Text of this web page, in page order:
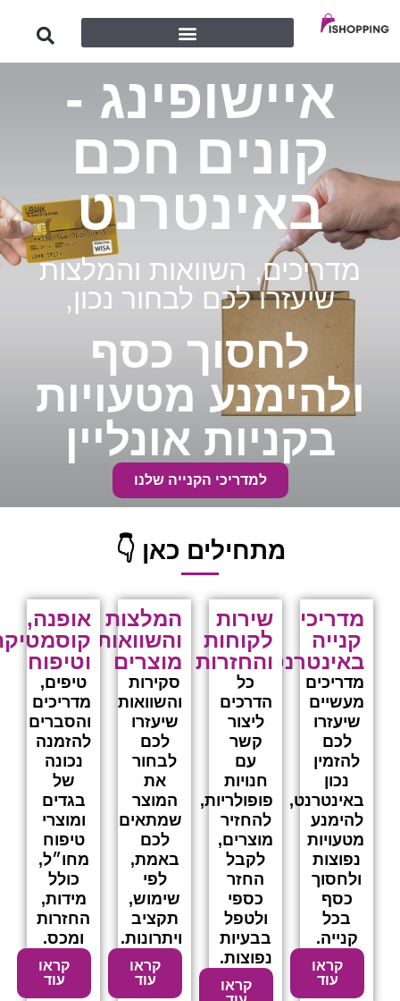
-
חכם
השוואות והמלצות
לכם לבחור נכון,
כסף
מטעויות
אונליין
למדריכי הקנייה שלנו
כאן 👇
שירות
לקוחות
והחזרות
כל
הדרכים
ליצור
קשר
עם
חנויות
פופולריות,
להחזיר
מוצרים,
לקבל
החזר
כספי
ולטפל
בבעיות
נפוצות.
המלצות
והשוואות
מוצרים
סקירות
והשוואות
שיעזרו
לכם
לבחור
את
המוצר
שמתאים
לכם
באמת,
לפי
שימוש,
תקציב
ויתרונות.
קראו
עוד
אופנה,
קוסמטיקה
וטיפוח
טיפים,
מדריכים
והסברים
להזמנה
נכונה
בגדים
ומוצרי
טיפוח
מחו״ל,
מידות,
החזרות
ומכס.
קראו